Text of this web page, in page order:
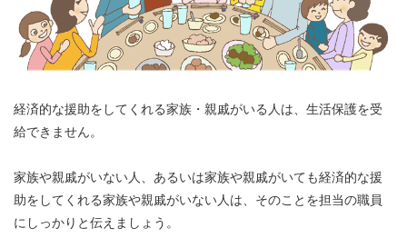
経済的な援助をしてくれる家族・親戚がいる人は、生活保護を受
給できません。
家族や親戚がいない人、あるいは家族や親戚がいても経済的な援
助をしてくれる家族や親戚がいない人は、そのことを担当の職員
にしっかりと伝えましょう。